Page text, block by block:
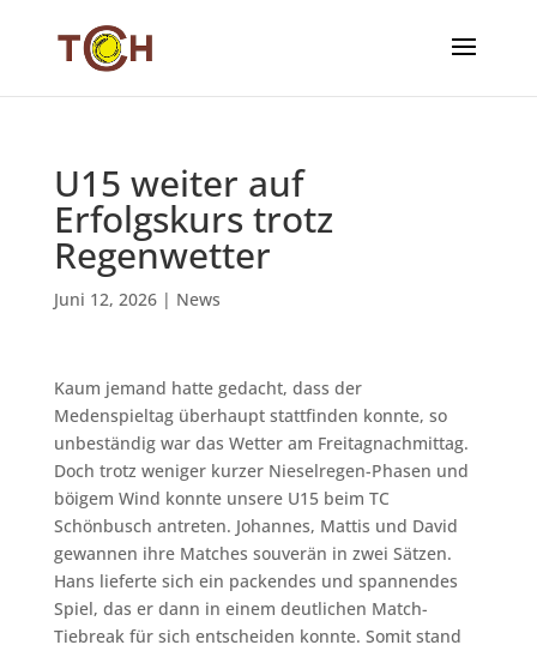
U15 weiter auf
Erfolgskurs trotz
Regenwetter
Juni 12, 2026| News
Kaum jemand hatte gedacht, dass der
Medenspieltag überhaupt stattfinden konnte, so
unbeständig war das Wetter am Freitagnachmittag.
Doch trotz weniger kurzer Nieselregen-Phasen und
böigem Wind konnte unsere U15 beim TC
Schönbusch antreten. Johannes, Mattis und David
gewannen ihre Matches souverän in zwei Sätzen.
Hans lieferte sich ein packendes und spannendes
Spiel, das er dann in einem deutlichen Match-
Tiebreak für sich entscheiden konnte. Somit stand